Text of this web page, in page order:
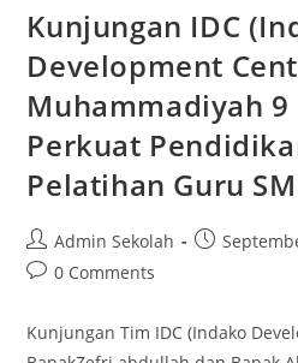
Guru
Bersatu
Wujudkan
Sekolah
Bebas
Bullying
Kunjungan IDC
Development
Muhammadiyah 9
Perkuat
Pelatihan Guru
Post
author:
Admin Sekolah
Post
Post0 Comments
Kunjungan Tim IDC (Indako